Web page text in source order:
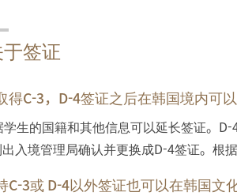
签证
得C-3，D-4签证之后在韩国境内可
学生的国籍和其他信息可以延长签证。
入境管理局确认并更换成D-4签证。根
C-3或 D-4以外签证也可以在韩国文